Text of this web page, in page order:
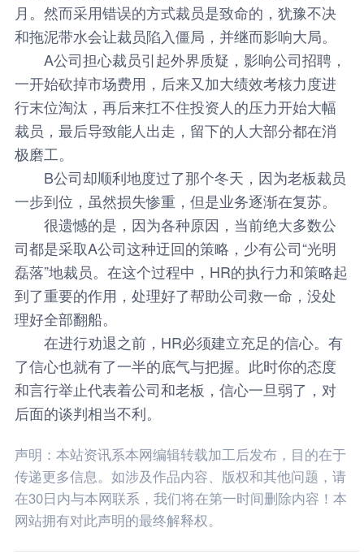
月。然而采用错误的方式裁员是致命的，犹豫不决
和拖泥带水会让裁员陷入僵局，并继而影响大局。
A公司担心裁员引起外界质疑，影响公司招聘，
一开始砍掉市场费用，后来又加大绩效考核力度进
行末位淘汰，再后来扛不住投资人的压力开始大幅
裁员，最后导致能人出走，留下的人大部分都在消
极磨工。
B公司却顺利地度过了那个冬天，因为老板裁员
一步到位，虽然损失惨重，但是业务逐渐在复苏。
很遗憾的是，因为各种原因，当前绝大多数公
司都是采取A公司这种迂回的策略，少有公司“光明
磊落”地裁员。在这个过程中，HR的执行力和策略起
到了重要的作用，处理好了帮助公司救一命，没处
理好全部翻船。
在进行劝退之前，HR必须建立充足的信心。有
了信心也就有了一半的底气与把握。此时你的态度
和言行举止代表着公司和老板，信心一旦弱了，对
后面的谈判相当不利。
声明：本站资讯系本网编辑转载加工后发布，目的在于
传递更多信息。如涉及作品内容、版权和其他问题，请
在30日内与本网联系，我们将在第一时间删除内容！本
网站拥有对此声明的最终解释权。